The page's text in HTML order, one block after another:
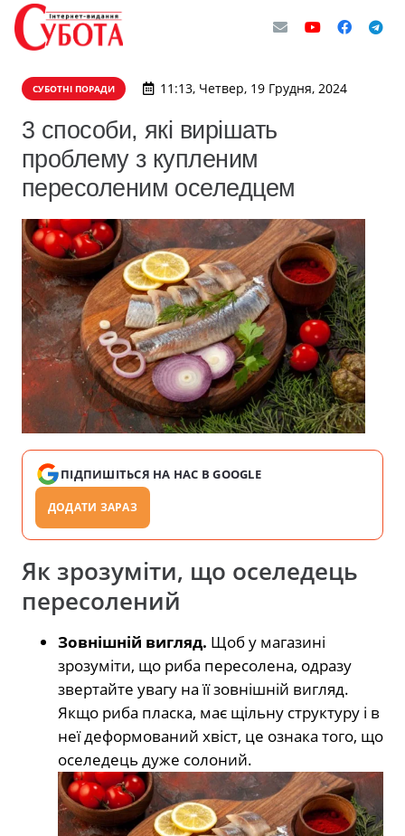
СУБОТНІ ПОРАДИ 11:13, Четвер, 19 Грудня, 2024
3 способи, які вирішать
проблему з купленим
пересоленим оселедцем
ПІДПИШІТЬСЯ НА НАС В GOOGLE
ДОДАТИ ЗАРАЗ
Як зрозуміти, що оселедець
пересолений
Зовнішній вигляд. Щоб у магазині
зрозуміти, що риба пересолена, одразу
звертайте увагу на її зовнішній вигляд.
Якщо риба пласка, має щільну структуру і в
неї деформований хвіст, це ознака того, що
оселедець дуже солоний.